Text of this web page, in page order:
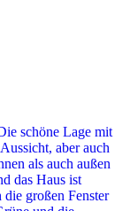
schöne Lage mit
aber auch
als auch außen
das Haus ist
großen Fenster